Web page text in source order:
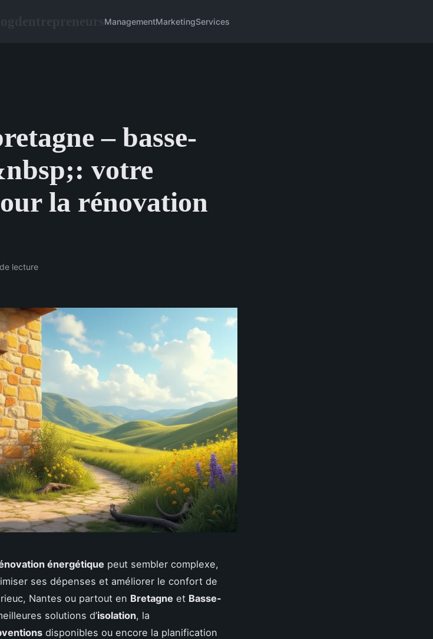
ManagementMarketingServices
– basse-
votre
la rénovation
lecture
énergétique peut sembler complexe,
ses dépenses et améliorer le confort de
Nantes ou partout en Bretagne et Basse-
solutions d’isolation, la
disponibles ou encore la planification